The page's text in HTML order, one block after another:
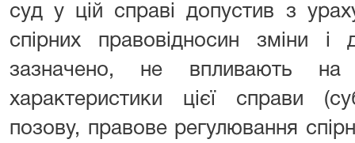
суд у цій справі допустив з
спірних правовідносин зміни
зазначено, не впливають на
характеристики цієї справи
позову, правове регулювання